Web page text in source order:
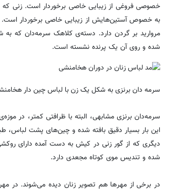
خصوصی فروغی از زیبایی خاصی برخوردار است. زنی
به خصوص آستین‌هایش از زیبایی خاصی برخوردار
مروارید بر گردن دارد. دسته‌ی کلاهک سرمه‌دان که به
شده و روی آن یک پرنده نشسته است.
سرمه دان برنزی به شکل یک زن با لباس چین دار
سرمه‌دان برنزی مشابهی، البته با ظرافتی کمتر، در
این بار بسیار دقیق بافته شده و چین‌های پشت
دیگری که از گور زنی در کیش به دست آمده دارای
شده و تندیس موی کوتاه مجعدی دارد.
در برخی از مهر‌ها هم تصویر زنان دیده می‌شوند. در